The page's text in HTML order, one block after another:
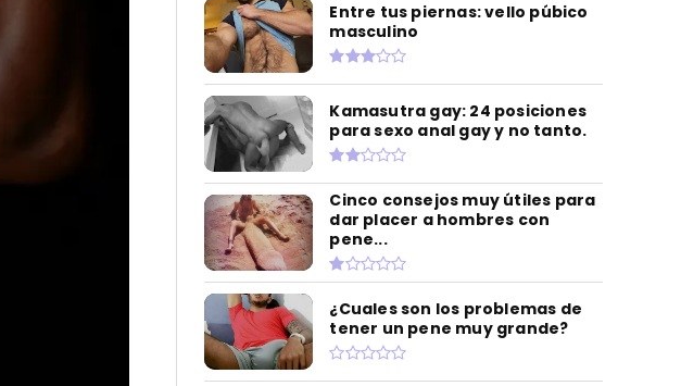
Entre tus piernas: vello púbico
masculino
Kamasutra gay: 24 posiciones
para sexo anal gay y no tanto.
Cinco consejos muy útiles para
dar placer a hombres con
pene...
¿Cuales son los problemas de
tener un pene muy grande?